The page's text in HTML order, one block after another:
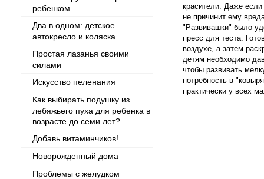
ребенком
Два в одном: детское
автокресло и коляска
Простая лазанья своими
силами
Искусство пеленания
Как выбирать подушку из
лебяжьего пуха для ребенка в
возрасте до семи лет?
Добавь витаминчиков!
Новорожденный дома
Проблемы с желудком
красители. Даже
не причинит ему
"Развивашки" было
пресс для теста.
воздухе, а затем
детям необходимо
чтобы развивать
потребность в
практически у всех